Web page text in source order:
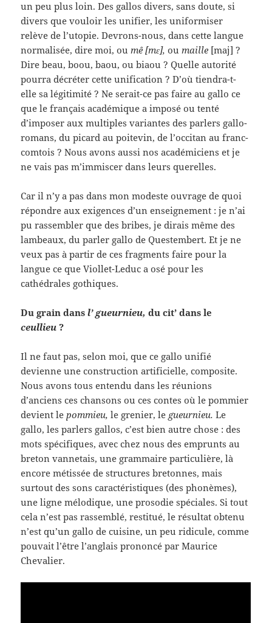
un peu plus loin. Des gallos divers, sans doute, si
divers que vouloir les unifier, les uniformiser
relève de l’utopie. Devrons-nous, dans cette langue
normalisée, dire moi, oumê [mɛ], oumaille [maj] ?
Dire beau, boou, baou, ou biaou ? Quelle autorité
pourra décréter cette unification ? D’où tiendra-t-
elle sa légitimité ? Ne serait-ce pas faire au gallo ce
que le français académique a imposé ou tenté
d’imposer aux multiples variantes des parlers gallo-
romans, du picard au poitevin, de l’occitan au franc-
comtois ? Nous avons aussi nos académiciens et je
ne vais pas m’immiscer dans leurs querelles.
Car il n’y a pas dans mon modeste ouvrage de quoi
répondre aux exigences d’un enseignement : je n’ai
pu rassembler que des bribes, je dirais même des
lambeaux, du parler gallo de Questembert. Et je ne
veux pas à partir de ces fragments faire pour la
langue ce que Viollet-Leduc a osé pour les
cathédrales gothiques.
Du grain dansl’ gueurnieu, du cit’ dans le
ceullieu ?
Il ne faut pas, selon moi, que ce gallo unifié
devienne une construction artificielle, composite.
Nous avons tous entendu dans les réunions
d’anciens ces chansons ou ces contes où le pommier
devient lepommieu, le grenier, le gueurnieu. Le
gallo, les parlers gallos, c’est bien autre chose : des
mots spécifiques, avec chez nous des emprunts au
breton vannetais, une grammaire particulière, là
encore métissée de structures bretonnes, mais
surtout des sons caractéristiques (des phonèmes),
une ligne mélodique, une prosodie spéciales. Si tout
cela n’est pas rassemblé, restitué, le résultat obtenu
n’est qu’un gallo de cuisine, un peu ridicule, comme
pouvait l’être l’anglais prononcé par Maurice
Chevalier.